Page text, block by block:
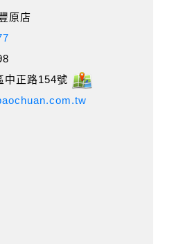
原店
中正路154號